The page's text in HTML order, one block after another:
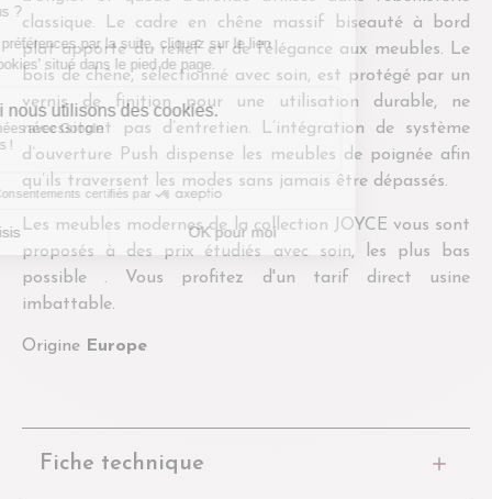
classique. Le cadre en chêne massif biseauté à bord
plat apporte du relief et de l'élégance aux meubles. Le
bois de chêne, sélectionné avec soin, est protégé par un
vernis de finition pour une utilisation durable, ne
nécessitant pas d’entretien. L’intégration de système
d’ouverture Push dispense les meubles de poignée afin
qu’ils traversent les modes sans jamais être dépassés.
Les meubles modernes de la collection JOYCE vous sont
proposés à des prix étudiés avec soin, les plus bas
possible . Vous profitez d'un tarif direct usine
imbattable.
Origine Europe
Fiche technique